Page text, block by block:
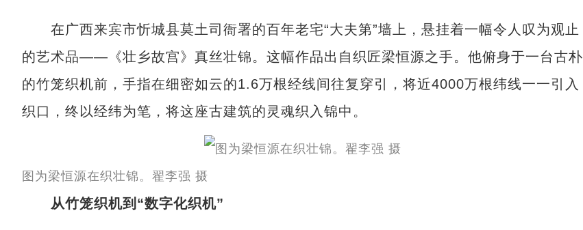
在广西来宾市忻城县莫土司衙署的百年老宅“大夫第”墙上，悬挂着一幅令人叹为观止
的艺术品——《壮乡故宫》真丝壮锦。这幅作品出自织匠梁恒源之手。他俯身于一台古朴
的竹笼织机前，手指在细密如云的1.6万根经线间往复穿引，将近4000万根纬线一一引入
织口，终以经纬为笔，将这座古建筑的灵魂织入锦中。
图为梁恒源在织壮锦。翟李强 摄
从竹笼织机到“数字化织机”